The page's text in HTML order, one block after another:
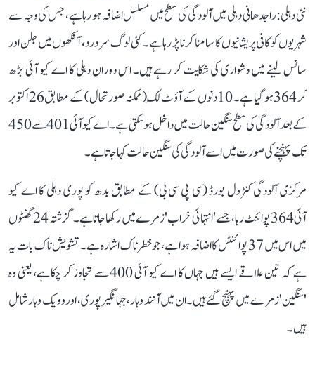
نئی دہلی: راجدھانی دہلی میں آلودگی کی سطح میں مسلسل اضافہ ہو رہا ہے، جس کی وجہ سے
شہریوں کو کافی پریشانیوں کا سامنا کرنا پڑ رہا ہے۔ کئی لوگ سر درد، آنکھوں میں جلن اور
سانس لینے میں دشواری کی شکایت کر رہے ہیں۔ اس دوران دہلی کا اے کیو آئی بڑھ
کر 364 ہو گیا ہے۔ 10 دنوں کے آؤٹ لُک (ممکنہ صورتحال) کے مطابق 26 اکتوبر
کے بعد آلودگی کی سطح سنگین حالت میں داخل ہو سکتی ہے۔ اے کیو آئی 401 سے 450
تک پہنچنے کی صورت میں اسے آلودگی کی سنگین حالت کہا جاتا ہے۔
مرکزی آلودگی کنٹرول بورڈ (سی پی سی بی) کے مطابق بدھ کو پوری دہلی کا اے کیو
آئی 364 پوائنٹ رہا، جسے 'انتہائی خراب' زمرے میں رکھا جاتا ہے۔ گزشتہ 24 گھنٹوں
میں اس میں 37 پوائنٹس کا اضافہ ہوا ہے، جو خطرناک اشارہ ہے۔ تشویش ناک بات یہ
ہے کہ تین علاقے ایسے ہیں جہاں کا اے کیو آئی 400 سے تجاوز کر چکا ہے، یعنی وہ
'سنگین' زمرے میں پہنچ گئے ہیں۔ ان میں آنند وہار، جہانگیر پوری، اور وویک وہار شامل
ہیں۔